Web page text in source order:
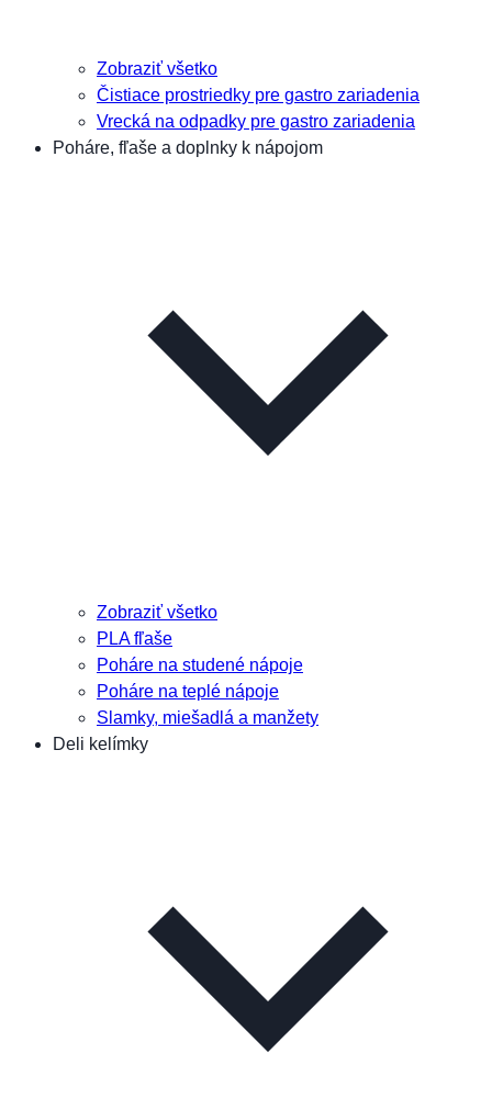
Zobraziť všetko
Čistiace prostriedky pre gastro zariadenia
Vrecká na odpadky pre gastro zariadenia
Poháre, fľaše a doplnky k nápojom
Zobraziť všetko
PLA fľaše
Poháre na studené nápoje
Poháre na teplé nápoje
Slamky, miešadlá a manžety
Deli kelímky